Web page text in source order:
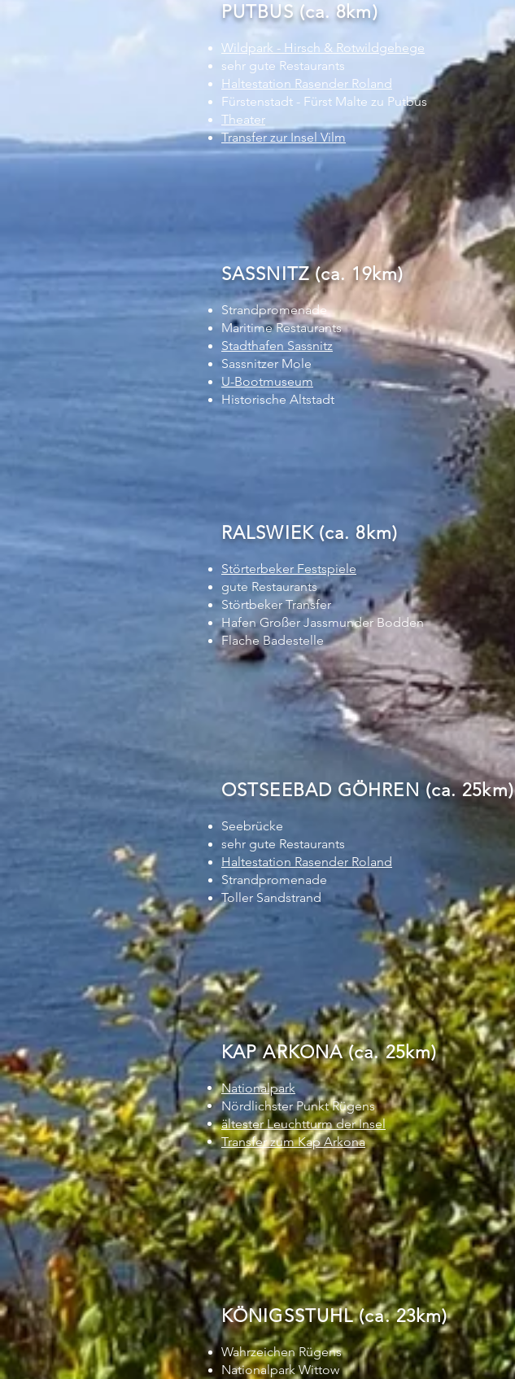
PUTBUS (ca. 8km)
Wildpark - Hirsch & Rotwildgehege
sehr gute Restaurants
Haltestation Rasender Roland
Fürstenstadt - Fürst Malte zu Putbus
Theater
Transfer zur Insel Vilm
SASSNITZ (ca. 19km)
Strandpromenade
Maritime Restaurants
Stadthafen Sassnitz
Sassnitzer Mole
U-Bootmuseum
Historische Altstadt
RALSWIEK (ca. 8km)
Störterbeker Festspiele
gute Restaurants
Störtbeker Transfer
Hafen Großer Jassmunder Bodden
Flache Badestelle
OSTSEEBAD GÖHREN (ca. 25km)
Seebrücke
sehr gute Restaurants
Haltestation Rasender Roland
Strandpromenade
Toller Sandstrand
KAP ARKONA (ca. 25km)
Nationalpark
Nördlichster Punkt Rügens
ältester Leuchtturm der Insel
Transfer zum Kap Arkona
KÖNIGSSTUHL (ca. 23km)
Wahrzeichen Rügens
Nationalpark Wittow